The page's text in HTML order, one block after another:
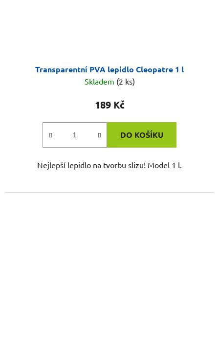
Transparentní PVA lepidlo Cleopatre 1 l
Skladem (2 ks)
189 Kč
DO KOŠÍKU
Nejlepší lepidlo na tvorbu slizu! Model 1 l.